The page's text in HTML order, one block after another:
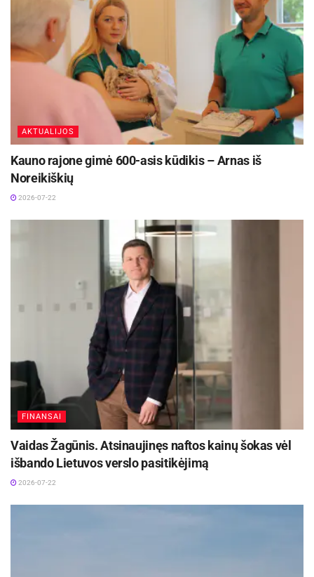
tokį platų siuntų pristatymo būdų pasirinkimą.
Išsiųsti siuntas galima per LP EXPRESS
kurjerius, visą parą veikiančiais siuntų
savitarnos terminalais LP EXPRESS 24 ar
užsukus į bet kurį iš daugiau kaip 700 paštų
AKTUALIJOS
Kauno rajone gimė 600-asis kūdikis – Arnas iš
Noreikiškių
2026-07-22
FINANSAI
Vaidas Žagūnis. Atsinaujinęs naftos kainų šokas vėl
išbando Lietuvos verslo pasitikėjimą
2026-07-22